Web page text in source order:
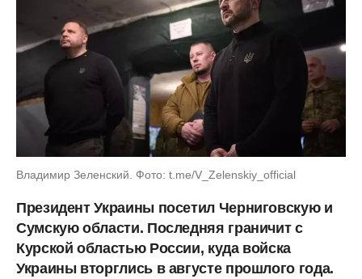
Владимир Зеленский. Фото: t.me/V_Zelenskiy_official
Президент Украины посетил Черниговскую и
Сумскую области. Последняя граничит с
Курской областью России, куда войска
Украины вторглись в августе прошлого года.